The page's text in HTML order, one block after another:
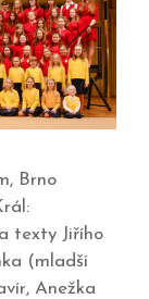
Brno
texty Jiřího
(mladší
Anežka